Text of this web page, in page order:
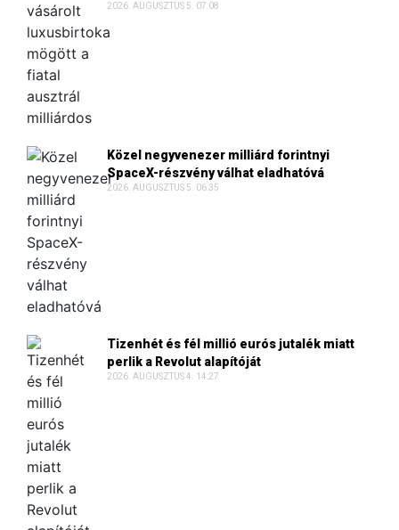
2026. AUGUSZTUS 5. 07:08
Közel negyvenezer milliárd forintnyi
SpaceX-részvény válhat eladhatóvá
2026. AUGUSZTUS 5. 06:35
Tizenhét és fél millió eurós jutalék miatt
perlik a Revolut alapítóját
2026. AUGUSZTUS 4. 14:27